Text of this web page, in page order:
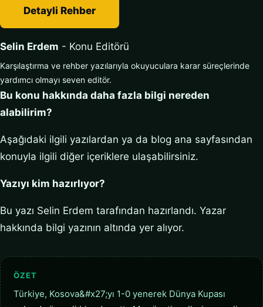
Detayli Rehber
Selin Erdem - Konu Editörü
Karşılaştırma ve rehber yazılarıyla okuyuculara karar süreçlerinde
yardımcı olmayı seven editör.
Bu konu hakkında daha fazla bilgi nereden
alabilirim?
Aşağıdaki ilgili yazılardan ya da blog ana sayfasından
konuyla ilgili diğer içeriklere ulaşabilirsiniz.
Yazıyı kim hazırlıyor?
Bu yazı Selin Erdem tarafından hazırlandı. Yazar
hakkında bilgi yazının altında yer alıyor.
ÖZET
Türkiye, Kosova&#x27;yı 1-0 yenerek Dünya Kupası